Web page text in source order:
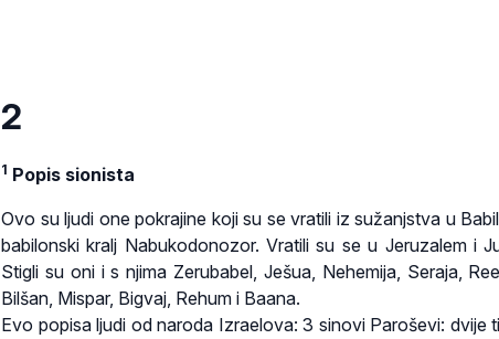
2
1 Popis sionista
Ovo su ljudi one pokrajine koji su se vratili iz sužanjstva u
babilonski kralj Nabukodonozor. Vratili su se u Jeruzalem i
Stigli su oni i s njima Zerubabel, Ješua, Nehemija, Seraja,
Bilšan, Mispar, Bigvaj, Rehum i Baana.
Evo popisa ljudi od naroda Izraelova: 3 sinovi Paroševi: dvije